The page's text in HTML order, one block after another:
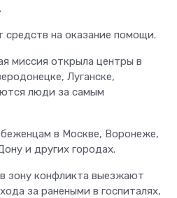
средств на оказание помощи.
миссия открыла центры в
Луганске,
люди за самым
в Москве, Воронеже,
и других городах.
зону конфликта выезжают
за ранеными в госпиталях,